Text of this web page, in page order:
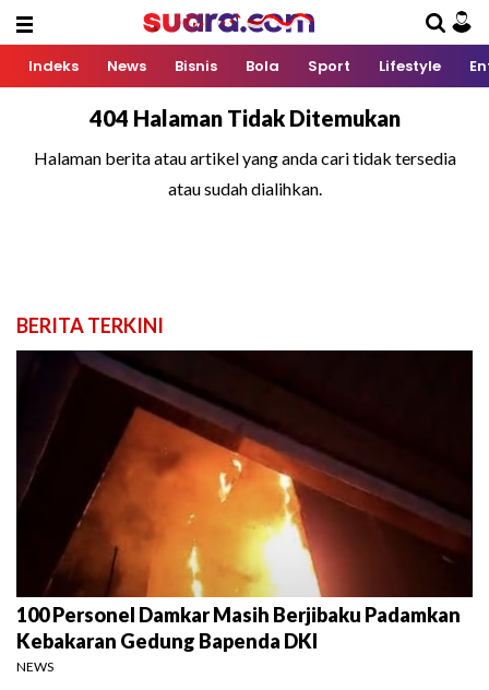
Indeks News Bisnis Bola Sport Lifestyle
404 Halaman Tidak Ditemukan
Halaman berita atau artikel yang anda cari tidak tersedia
atau sudah dialihkan.
BERITA TERKINI
100 Personel Damkar Masih Berjibaku Padamkan
Kebakaran Gedung Bapenda DKI
NEWS